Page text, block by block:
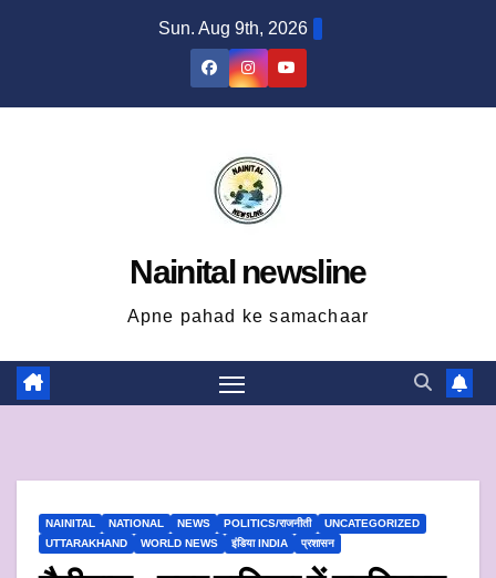
Sun. Aug 9th, 2026
Nainital newsline
Apne pahad ke samachaar
NAINITAL NATIONAL NEWS POLITICS/राजनीती
UNCATEGORIZED
UTTARAKHAND
WORLD NEWS इंडिया INDIA प्रशासन